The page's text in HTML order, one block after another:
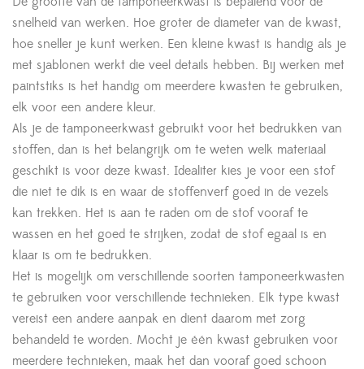
snelheid van werken. Hoe groter de diameter van de kwast,
hoe sneller je kunt werken. Een kleine kwast is handig als je
met sjablonen werkt die veel details hebben. Bij werken met
paintstiks is het handig om meerdere kwasten te gebruiken,
elk voor een andere kleur.
Als je de tamponeerkwast gebruikt voor het bedrukken van
stoffen, dan is het belangrijk om te weten welk materiaal
geschikt is voor deze kwast. Idealiter kies je voor een stof
die niet te dik is en waar de stoffenverf goed in de vezels
kan trekken. Het is aan te raden om de stof vooraf te
wassen en het goed te strijken, zodat de stof egaal is en
klaar is om te bedrukken.
Het is mogelijk om verschillende soorten tamponeerkwasten
te gebruiken voor verschillende technieken. Elk type kwast
vereist een andere aanpak en dient daarom met zorg
behandeld te worden. Mocht je één kwast gebruiken voor
meerdere technieken, maak het dan vooraf goed schoon